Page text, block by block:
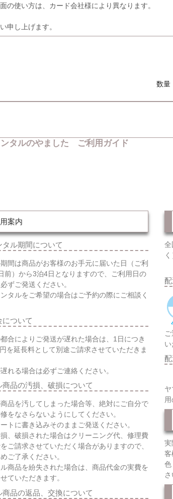
使い方は、カード会社様により異なります。
申し上げます。
数量
ンタルのやました ご利用ガイド
案内
タル期間について
間は商品がお客様のお手元に届いた日（ご利
前）から3泊4日となりますので、ご利用日の
ずご発送ください。
タルをご希望の場合はご予約の際にご相談く
について
合によりご発送が遅れた場合は、1日につき
を延長料として別途ご請求させていただきま
れる場合は必ずご連絡ください。
商品の汚損、破損について
品を汚してしまった場合等、絶対にご自分で
をなさらないようにしてください。
トに書き込みそのままご発送ください。
、破損された場合はクリーニング代、修理費
ご請求させていただく場合がありますので、
ご了承ください。
商品を紛失された場合は、商品代金の実費を
ていただきます。
商品の返品、交換について
全
実
客
色